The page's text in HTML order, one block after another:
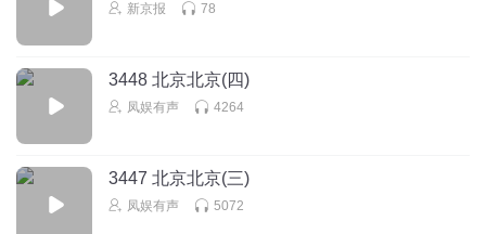
新京报 78
3448 北京北京(四)
凤娱有声 4264
3447 北京北京(三)
凤娱有声 5072